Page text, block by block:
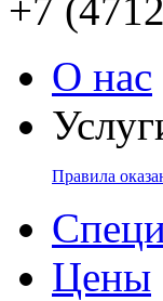
+7
О нас
Правила
Цены